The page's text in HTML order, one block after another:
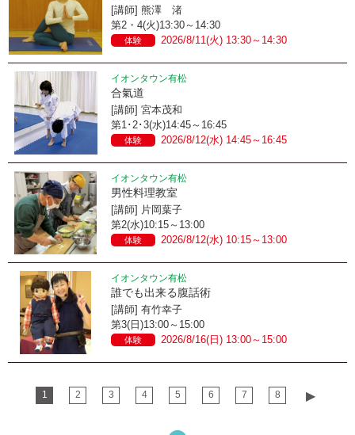
[講師] 熊澤 渚
第2・4(火)13:30～14:30
体験 2026/8/11(火) 13:30～14:30
イオンタウン有松
合氣道
[講師] 宮本茂和
第1･2･3(水)14:45～16:45
体験 2026/8/12(水) 14:45～16:45
イオンタウン有松
男性料理教室
[講師] 片岡葉子
第2(水)10:15～13:00
体験 2026/8/12(水) 10:15～13:00
イオンタウン有松
誰でも出来る腹話術
[講師] 有竹幸子
第3(日)13:00～15:00
体験 2026/8/16(日) 13:00～15:00
1 2 3 4 5 6 7 8 ▶︎